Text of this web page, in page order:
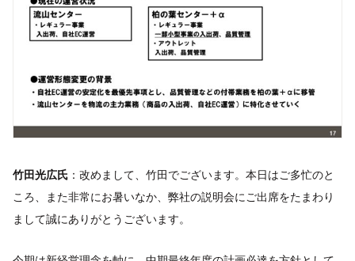
竹田光広氏 ：改めまして、竹田でございます。本日はご多忙のと
ころ、また非常にお暑いなか、弊社の説明会にご出席をたまわり
まして誠にありがとうございます。